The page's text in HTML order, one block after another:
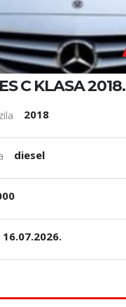
C KLASA 2018.
2018
diesel
16.07.2026.